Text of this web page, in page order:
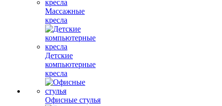
Массажные
кресла
Детские
компьютерные
кресла
Офисные стулья